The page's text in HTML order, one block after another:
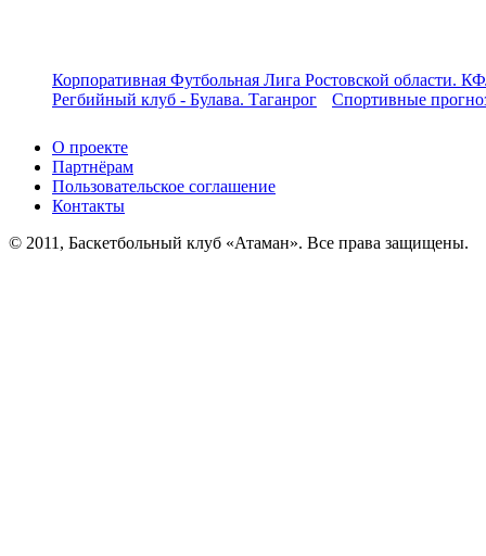
Корпоративная Футбольная Лига Ростовской области.
Регбийный клуб - Булава. Таганрог
Спортивные
О проекте
Партнёрам
Пользовательское соглашение
Контакты
© 2011, Баскетбольный клуб «Атаман». Все права защищены.